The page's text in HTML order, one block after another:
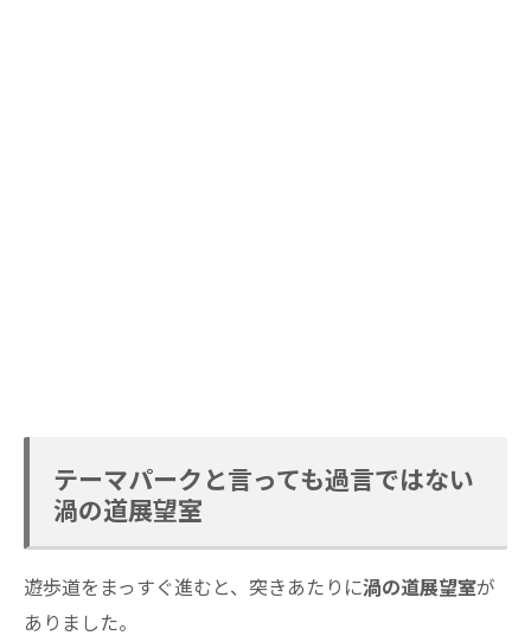
テーマパークと言っても過言ではない
渦の道展望室
遊歩道をまっすぐ進むと、突きあたりに渦の道展望室が
ありました。